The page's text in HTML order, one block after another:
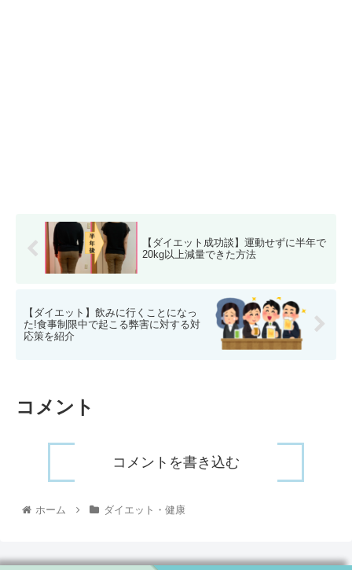
【ダイエット成功談】運動せずに半年で
20kg以上減量できた方法
【ダイエット】飲みに行くことになっ
た!食事制限中で起こる弊害に対する対
応策を紹介
コメント
コメントを書き込む
ホーム ダイエット・健康